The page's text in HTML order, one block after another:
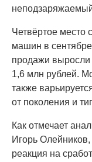
Четвёртое место
машин в
продажи выросли
1,6 млн рублей.
также
от поколения и
Как отмечает
Игорь
реакция на